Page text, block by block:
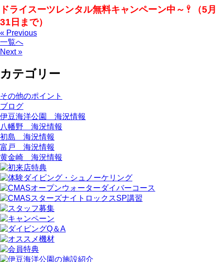
ドライスーツレンタル無料キャンペーン中～
（5月
31日まで）
« Previous
一覧へ
Next »
カテゴリー
その他のポイント
ブログ
伊豆海洋公園 海況情報
八幡野 海況情報
初島 海況情報
富戸 海況情報
黄金崎 海況情報